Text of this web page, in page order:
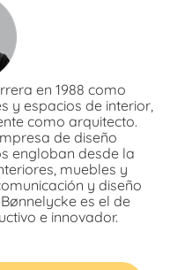
en 1988 como
y espacios de interior,
como arquitecto.
de diseño
engloban desde la
muebles y
y diseño
es el de
e innovador.